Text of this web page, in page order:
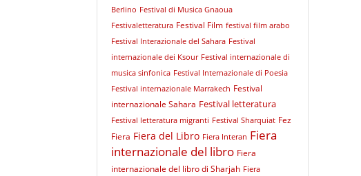
Berlino Festival di Musica Gnaoua
Festivaletteratura Festival Film festival film arabo
Festival Interazionale del Sahara Festival
internazionale dei Ksour Festival internazionale di
musica sinfonica Festival Internazionale di Poesia
Festival internazionale Marrakech Festival
internazionale Sahara Festival letteratura
Festival letteratura migranti Festival Sharquiat Fez
Fiera Fiera del Libro Fiera Interan Fiera
internazionale del libro Fiera
internazionale del libro di Sharjah Fiera